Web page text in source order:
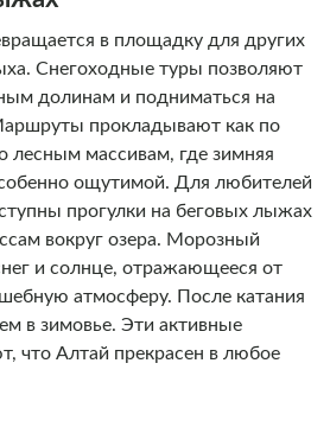
в площадку для других
Снегоходные туры позволяют
долинам и подниматься на
прокладывают как по
лесным массивам, где зимняя
ощутимой. Для любителей
прогулки на беговых лыжах
вокруг озера. Морозный
и солнце, отражающееся от
атмосферу. После катания
в зимовье. Эти активные
что Алтай прекрасен в любое